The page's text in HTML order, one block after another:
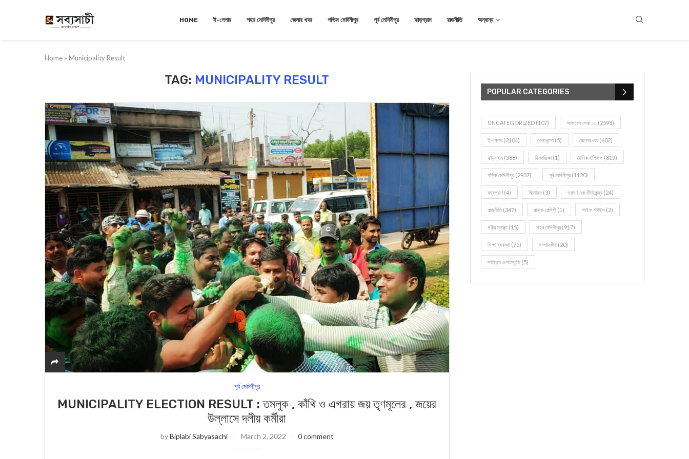
HOME ই-পেপার শহর মেদিনীপুর জেলার খবর পশ্চিম মেদিনীপুর পূর্ব মেদিনীপুর ঝাড়গ্রাম রাজনীতি অন্যান্য
Home » Municipality Result
TAG: MUNICIPALITY RESULT
পূর্ব মেদিনীপুর
MUNICIPALITY ELECTION RESULT : তমলুক , কাঁথি ও এগরায় জয় তৃণমূলের , জয়ের
উল্লাসে দলীয় কর্মীরা
byBiplabi Sabyasachi March 2, 2022 0 comment
POPULAR CATEGORIES
UNCATEGORIZED (107) আজকের সেরা ১০ (2598)
ই-পেপার (2104) খেলাধূলো (5) জেলার খবর (602)
ঝাড়গ্রাম (388) দিনপঞ্জিকা (1) দৈনিক রাশিফল (819)
পশ্চিম মেদিনীপুর (2937) পূর্ব মেদিনীপুর (1120)
বন্যপ্রাণ (4) বিনোদন (3) ভ্রমণ এবং তীর্থকেন্দ্র (24)
রাজনীতি(347) রান্না-রেসিপী (1) লাইফ স্টাইল (2)
শরীর স্বাস্থ্য (15) শহর মেদিনীপুর (917)
শিক্ষা ব্যবস্থা (75) সম্পাদকীয় (20)
সাহিত্য ও সংস্কৃতি(5)